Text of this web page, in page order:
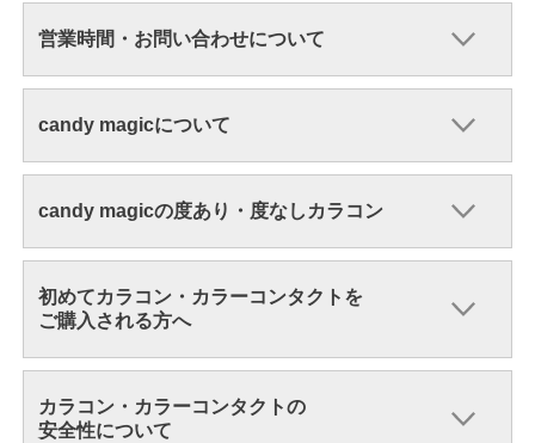
営業時間・お問い合わせについて
candy magicについて
candy magicの度あり・度なしカラコン
初めてカラコン・カラーコンタクトを
ご購入される方へ
カラコン・カラーコンタクトの
安全性について